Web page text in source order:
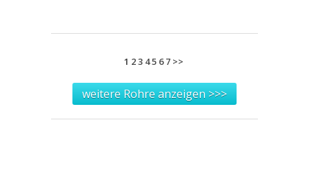
1 23 45 6 7 >>
weitere Rohre anzeigen >>>